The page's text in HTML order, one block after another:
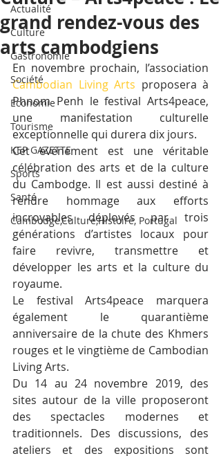
Actualité
Culture
Gastronomie
Société
Economie
Tourisme
KEP GAZETTE
Sports
Santé
Cambodge,Culture,Histoire, Portugal
grand rendez-vous des
arts cambodgiens
Cambodian Living Arts proposera à
Phnom Penh le festival Arts4peace,
une manifestation culturelle
exceptionnelle qui durera dix jours.
Cet événement est une véritable
célébration des arts et de la culture
du Cambodge. Il est aussi destiné à
rendre hommage aux efforts
incroyables déployés par trois
générations d’artistes locaux pour
faire revivre, transmettre et
développer les arts et la culture du
royaume.
Le festival Arts4peace marquera
également le quarantième
anniversaire de la chute des Khmers
rouges et le vingtième de Cambodian
Living Arts.
Du 14 au 24 novembre 2019, des
sites autour de la ville proposeront
des spectacles modernes et
traditionnels. Des discussions, des
ateliers et des expositions sont